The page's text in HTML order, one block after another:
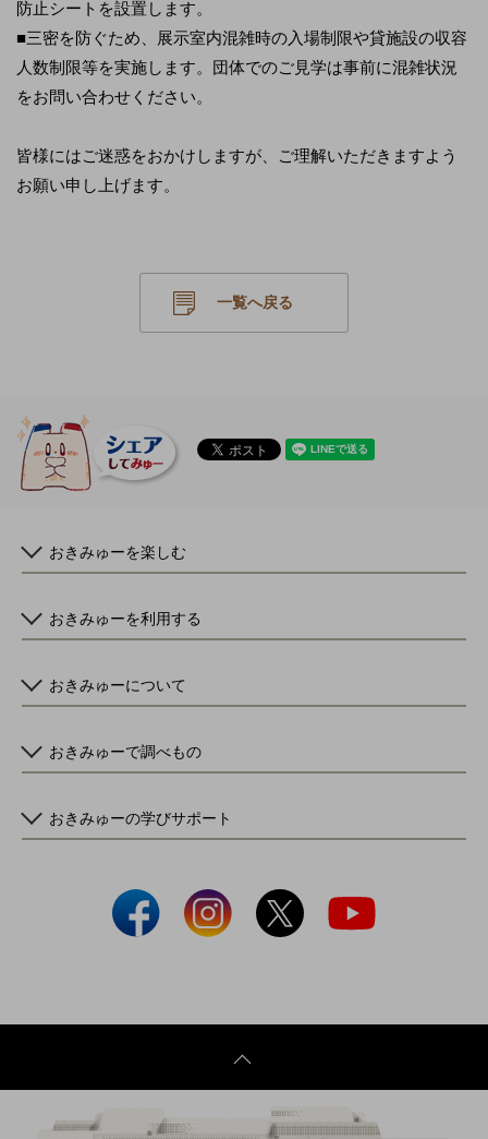
防止シートを設置します。
■三密を防ぐため、展示室内混雑時の入場制限や貸施設の収容
人数制限等を実施します。団体でのご見学は事前に混雑状況
をお問い合わせください。
皆様にはご迷惑をおかけしますが、ご理解いただきますよう
お願い申し上げます。
一覧へ戻る
おきみゅーを楽しむ
おきみゅーを利用する
おきみゅーについて
おきみゅーで調べもの
おきみゅーの学びサポート